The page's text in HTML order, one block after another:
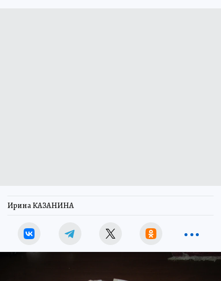
Ирина КАЗАНИНА